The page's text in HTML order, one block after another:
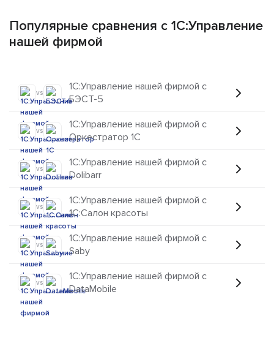
Популярные сравнения с 1C:Управление
нашей фирмой
vs
1C:Управление нашей фирмой с
БЭСТ-5
vs
1C:Управление нашей фирмой с
Оркестратор 1С
vs
1C:Управление нашей фирмой с
Dolibarr
vs
1C:Управление нашей фирмой с
1C:Салон красоты
vs
1C:Управление нашей фирмой с
Saby
vs
1C:Управление нашей фирмой с
DataMobile